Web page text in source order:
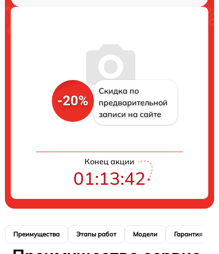
-20%
Скидка по
предварительной
записи на сайте
Конец акции
01:13:41
Преимущества Этапы работ Модели Гарантия